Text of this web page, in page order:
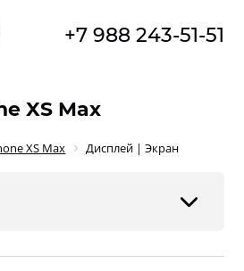
+7 988 243-51-51
XS Max
XS Max Дисплей | Экран